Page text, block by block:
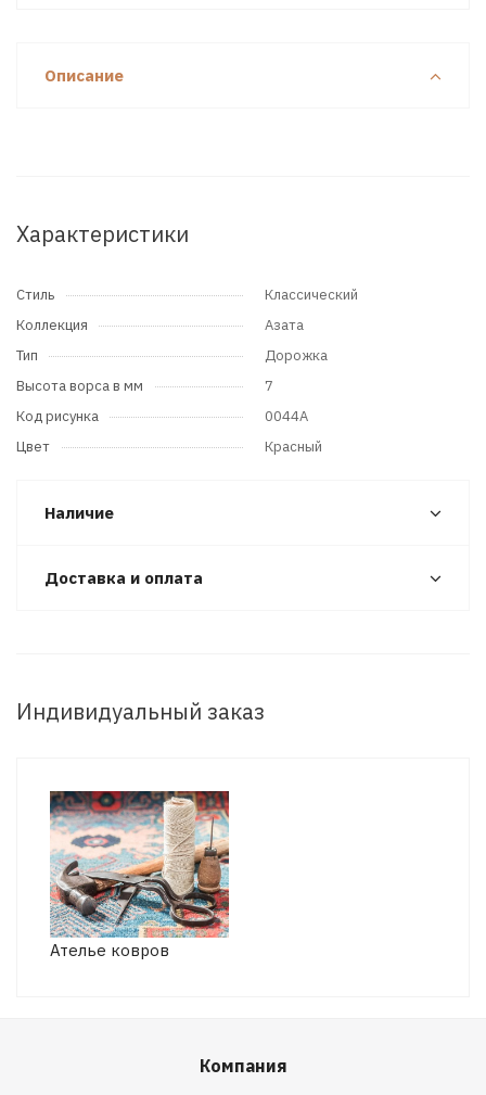
Описание
Характеристики
Стиль
Классический
Коллекция
Азата
Тип
Дорожка
Высота ворса в мм
7
Код рисунка
0044A
Цвет
Красный
Наличие
Доставка и оплата
Индивидуальный заказ
Ателье ковров
Компания